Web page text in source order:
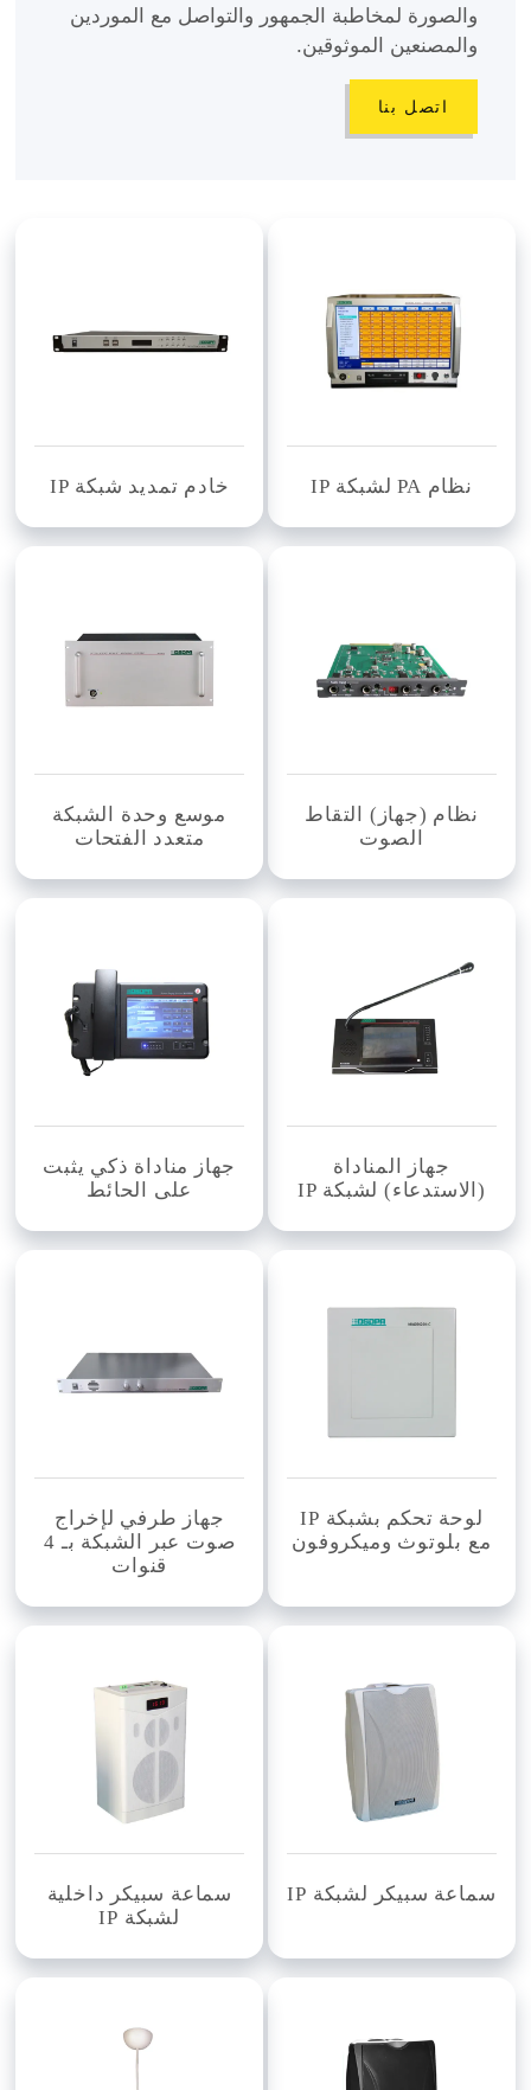
والصورة لمخاطبة الجمهور والتواصل مع الموردين
والمصنعين الموثوقين.
اتصل بنا
نظام PA لشبكة IP خادم تمديد شبكة IP
نظام (جهاز) التقاط
الصوت
موسع وحدة الشبكة
متعدد الفتحات
جهاز المناداة
(الاستدعاء) لشبكة IP
جهاز مناداة ذكي يثبت
على الحائط
لوحة تحكم بشبكة IP
مع بلوتوث وميكروفون
جهاز طرفي لإخراج
صوت عبر الشبكة بـ 4
قنوات
سماعة سبيكر لشبكة IP
سماعة سبيكر داخلية
لشبكة IP